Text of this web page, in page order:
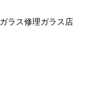
ガラス修理ガラス店